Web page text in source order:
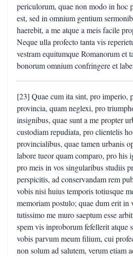
periculorum, quae non modo in hoc
est, sed in omnium gentium
haerebit, a me atque a meis facile
Neque ulla profecto tanta vis
vestram equitumque Romanorum et
bonorum omnium confringere et
[23] Quae cum ita sint, pro imperio,
provincia, quam neglexi, pro
insignibus, quae sunt a me propter
custodiam repudiata, pro clientelis
provincialibus, quae tamen urbanis
labore tueor quam comparo, pro his
pro meis in vos singularibus studiis
perspicitis, ad conservandam rem
vobis nisi huius temporis totiusque
memoriam postulo; quae dum erit in
tutissimo me muro saeptum esse
spem vis inproborum fefellerit atque
vobis parvum meum filium, cui
non solum ad salutem, verum etiam